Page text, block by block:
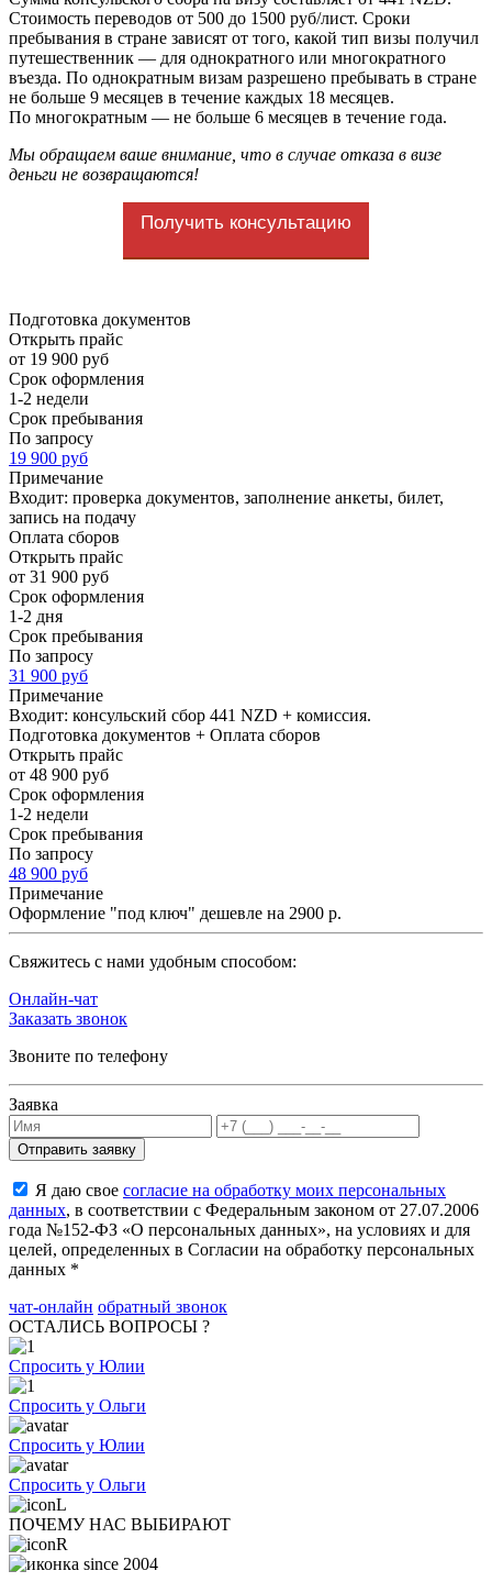
Стоимость переводов от 500 до 1500 руб/лист. Сроки
пребывания в стране зависят от того, какой тип визы получил
путешественник — для однократного или многократного
въезда. По однократным визам разрешено пребывать в стране
не больше 9 месяцев в течение каждых 18 месяцев.
По многократным — не больше 6 месяцев в течение года.
Мы обращаем ваше внимание, что в случае отказа в визе
деньги не возвращаются!
Получить консультацию
Подготовка документов
Открыть прайс
от 19 900 руб
Срок оформления
1-2 недели
Срок пребывания
По запросу
19 900 руб
Примечание
Входит: проверка документов, заполнение анкеты, билет,
запись на подачу
Оплата сборов
Открыть прайс
от 31 900 руб
Срок оформления
1-2 дня
Срок пребывания
По запросу
31 900 руб
Примечание
Входит: консульский сбор 441 NZD + комиссия.
Подготовка документов + Оплата сборов
Открыть прайс
от 48 900 руб
Срок оформления
1-2 недели
Срок пребывания
По запросу
48 900 руб
Примечание
Оформление "под ключ" дешевле на 2900 р.
Cвяжитесь с нами удобным способом:
Онлайн-чат
Заказать звонок
Звоните по телефону
Заявка
Я даю свое согласие на обработку моих персональных
данных, в соответствии с Федеральным законом от 27.07.2006
года №152-ФЗ «О персональных данных», на условиях и для
целей, определенных в Согласии на обработку персональных
данных *
чат-онлайн обратный звонок
ОСТАЛИСЬ ВОПРОСЫ ?
Спросить у Юлии
Спросить у Ольги
Спросить у Юлии
Спросить у Ольги
ПОЧЕМУ НАС ВЫБИРАЮТ